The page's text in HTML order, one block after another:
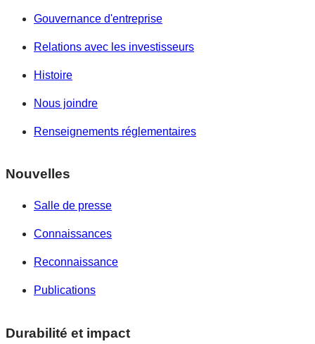
Gouvernance d'entreprise
Relations avec les investisseurs
Histoire
Nous joindre
Renseignements réglementaires
Nouvelles
Salle de presse
Connaissances
Reconnaissance
Publications
Durabilité et impact